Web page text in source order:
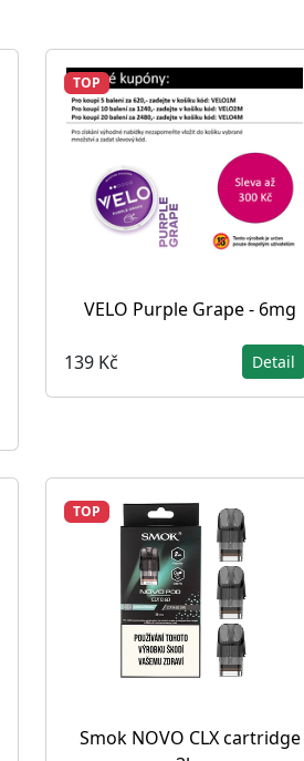
TOP
VELO Purple Grape - 6mg
139 Kč Detail
TOP
Smok NOVO CLX cartridge